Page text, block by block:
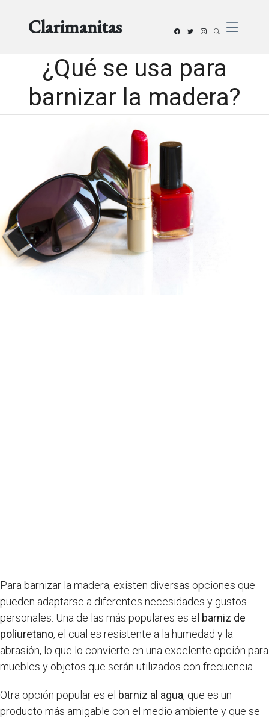
Clarimanitas
¿Qué se usa para
barnizar la madera?
Para barnizar la madera, existen diversas opciones que
pueden adaptarse a diferentes necesidades y gustos
personales. Una de las más populares es el barniz de
poliuretano, el cual es resistente a la humedad y la
abrasión, lo que lo convierte en una excelente opción para
muebles y objetos que serán utilizados con frecuencia.
Otra opción popular es el barniz al agua, que es un
producto más amigable con el medio ambiente y que se